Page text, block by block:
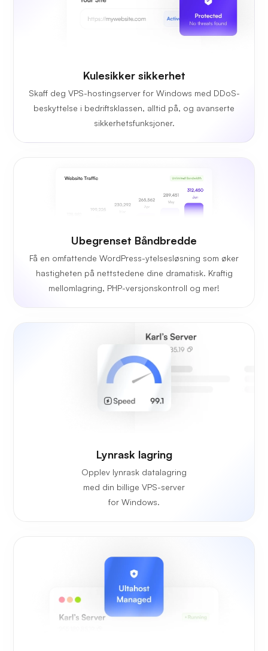
Kulesikker sikkerhet
Skaff deg VPS-hostingserver for Windows med DDoS-
beskyttelse i bedriftsklassen, alltid på, og avanserte
sikkerhetsfunksjoner.
Ubegrenset Båndbredde
Få en omfattende WordPress-ytelsesløsning som øker
hastigheten på nettstedene dine dramatisk. Kraftig
mellomlagring, PHP-versjonskontroll og mer!
Lynrask lagring
Opplev lynrask datalagring
med din billige VPS-server
for Windows.